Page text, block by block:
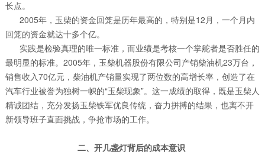
长点。
2005年，玉柴的资金回笼是历年最高的，特别是12月，一个月内
回笼的资金就达十多个亿。
实践是检验真理的唯一标准，而业绩是考核一个掌舵者是否胜任的
最明显的标准。2005年，玉柴机器股份有限公司产销柴油机23万台，
销售收入70亿元，柴油机产销量实现了两位数的高增长率，创造了在
汽车行业被誉为独树一帜的“玉柴现象”。这一成绩的取得，既是玉柴人
精诚团结，充分发扬玉柴铁军优良传统，奋力拼搏的结果，也离不开
新领导班子直面挑战，争抢市场的工作。
二、开几盏灯背后的成本意识